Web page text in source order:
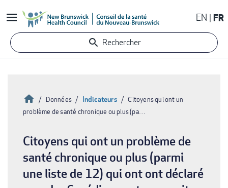
au
contenu
principal
EN FR
Rechercher
Fil
d'Ariane
Accueil
Données Indicateurs
Citoyens qui ont un
problème de santé chronique ou plus (pa…
Citoyens qui ont un problème de
santé chronique ou plus (parmi
une liste de 12) qui ont ont déclaré